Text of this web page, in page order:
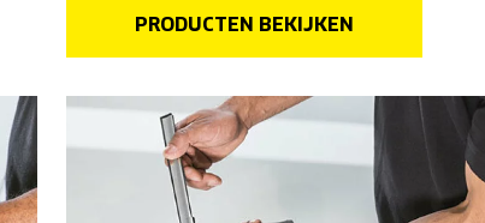
PRODUCTEN BEKIJKEN